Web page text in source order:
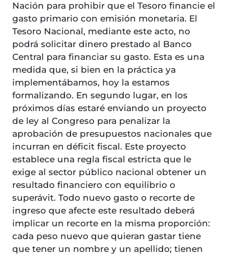
Nación para prohibir que el Tesoro financie el
gasto primario con emisión monetaria. El
Tesoro Nacional, mediante este acto, no
podrá solicitar dinero prestado al Banco
Central para financiar su gasto. Esta es una
medida que, si bien en la práctica ya
implementábamos, hoy la estamos
formalizando. En segundo lugar, en los
próximos días estaré enviando un proyecto
de ley al Congreso para penalizar la
aprobación de presupuestos nacionales que
incurran en déficit fiscal. Este proyecto
establece una regla fiscal estricta que le
exige al sector público nacional obtener un
resultado financiero con equilibrio o
superávit. Todo nuevo gasto o recorte de
ingreso que afecte este resultado deberá
implicar un recorte en la misma proporción:
cada peso nuevo que quieran gastar tiene
que tener un nombre y un apellido; tienen